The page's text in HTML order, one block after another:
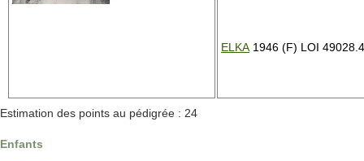
ELKA 1946 (F) LOI
Estimation des points au pédigrée : 24
Enfants